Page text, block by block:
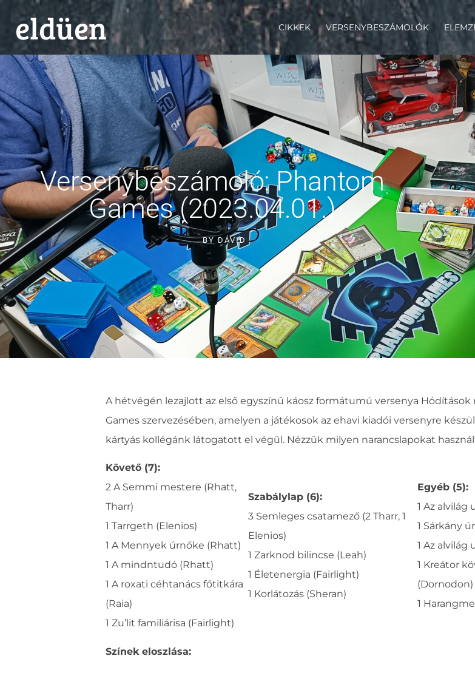
eldüen CIKKEK VERSENYBESZÁMOLÓK
Versenybeszámoló: Phantom
Games (2023.04.01.)
BYDÁVID
A hétvégén lezajlott az első egyszínű káosz formátumú versenya
Games szervezésében, amelyen a játékosok az ehavi kiadói versenyre
kártyás kollégánk látogatott el végül. Nézzük milyen narancslapokat
Követő (7):
2 A Semmi mestere (Rhatt,
Tharr)
1 Tarrgeth (Elenios)
1 A Mennyek úrnőke (Rhatt)
1 A mindntudó (Rhatt)
1 A roxati céhtanács főtitkára
(Raia)
1 Zu’lit familiárisa (Fairlight)
Szabálylap (6):
3 Semleges csatamező (2 Tharr, 1
Elenios)
1 Zarknod bilincse (Leah)
1 Életenergia (Fairlight)
1 Korlátozás (Sheran)
Egyéb (5):
1 Az alvilág
1 Sárkány
1 Az alvilág
1 Kreátor
(Dornodon)
1
Színek eloszlása: